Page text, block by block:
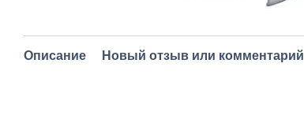
Описание Новый отзыв или комментарий